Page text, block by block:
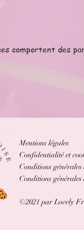
comportent des
Mentions légales
Confidentialité et
Conditions générales
Conditions
©2021 par Lovely